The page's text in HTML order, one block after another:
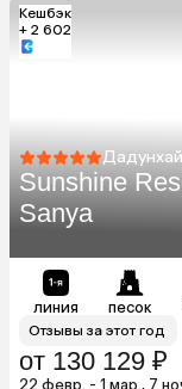
Кешбэк
+ 2 602
Sunshine
Sanya
линия песок
Отзывы за этот год
от 130 129 ₽
22 февр. - 1 мар., 7